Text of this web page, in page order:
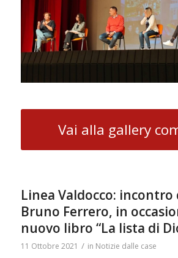
Vai alla gallery
Linea Valdocco: incontro
Bruno Ferrero, in
nuovo libro “La lista di
11 Ottobre 2021 / in Notizie dalle case